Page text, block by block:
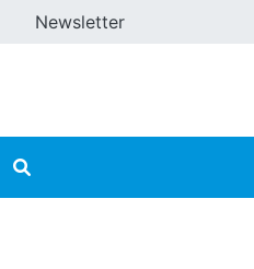
Newsletter